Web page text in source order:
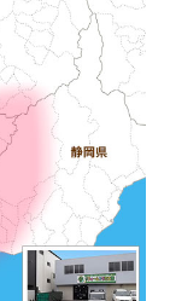
す。価格が
っかりして
。やはり
た。
】
いたので、
着。